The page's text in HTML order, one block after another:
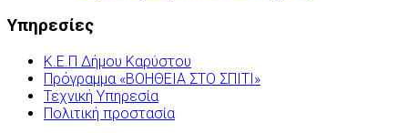
Υπηρεσίες
Κ.Ε.Π Δήμου Καρύστου
Πρόγραμμα «ΒΟΗΘΕΙΑ ΣΤΟ ΣΠΙΤΙ»
Τεχνική Υπηρεσία
Πολιτική προστασία